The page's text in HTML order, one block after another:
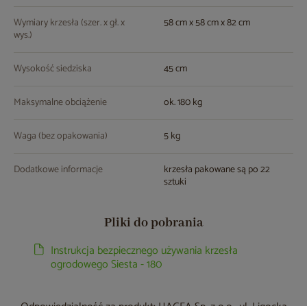
Wymiary krzesła (szer. x gł. x
wys.)
58 cm x 58 cm x 82 cm
Wysokość siedziska 45 cm
Maksymalne obciążenie ok. 180 kg
Waga (bez opakowania) 5 kg
Dodatkowe informacje krzesła pakowane są po 22
sztuki
Pliki do pobrania
Instrukcja bezpiecznego używania krzesła
ogrodowego Siesta - 180